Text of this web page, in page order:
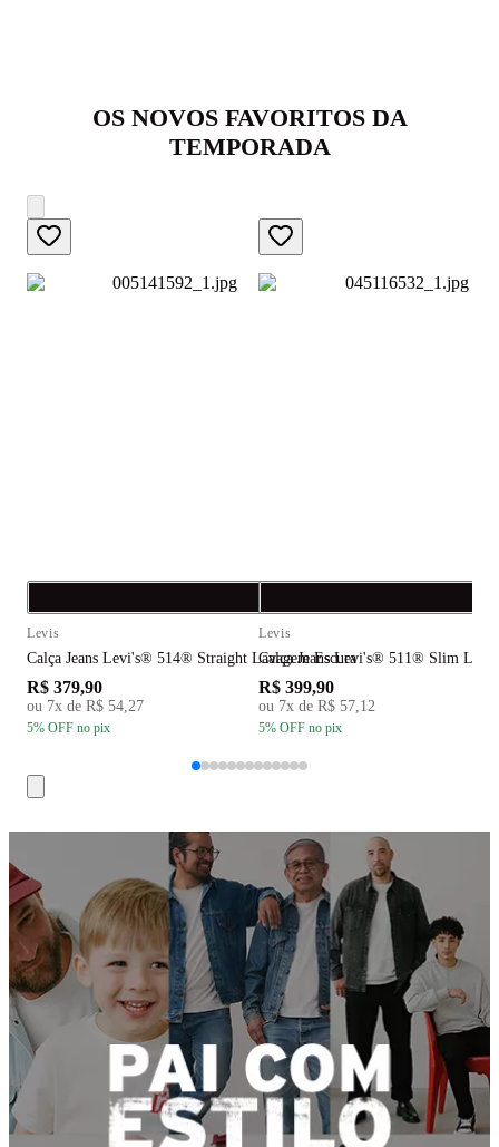
OS NOVOS FAVORITOS DA
TEMPORADA
Levis
Calça Jeans Levi's® 514® Straight Lavagem Escura
R$ 379,90
ou 7x de R$ 54,27
5% OFF no pix
Levis
Calça Jeans Levi's® 511® Slim
R$ 399,90
ou 7x de R$ 57,12
5% OFF no pix